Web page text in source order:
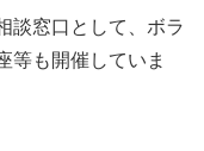
談窓口として、ボラ
等も開催していま